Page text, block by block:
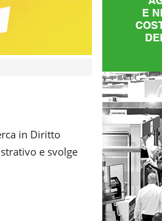
in Diritto
e svolge